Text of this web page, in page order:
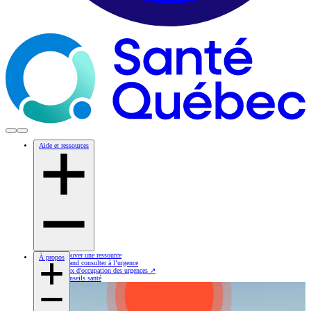
Aide et ressources
Trouver une ressource
Quand consulter à l’urgence
Taux d'occupation des urgences ↗
Conseils santé
À propos